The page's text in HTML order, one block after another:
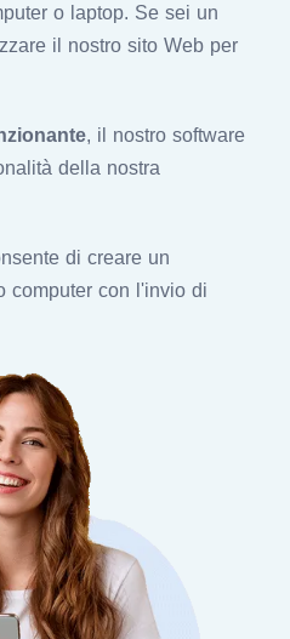
o laptop. Se sei un
il nostro sito Web per
, il nostro software
della nostra
di creare un
computer con l'invio di